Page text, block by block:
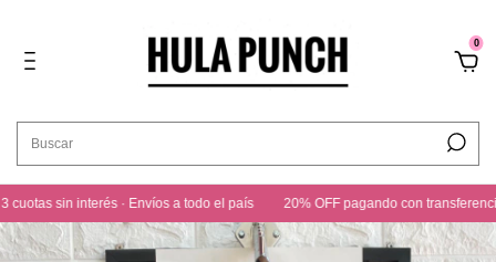
0
sin interés · Envíos a todo el país 20% OFF pagando con transferencia